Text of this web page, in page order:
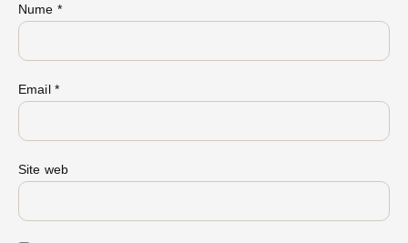
Nume *
Email *
Site web